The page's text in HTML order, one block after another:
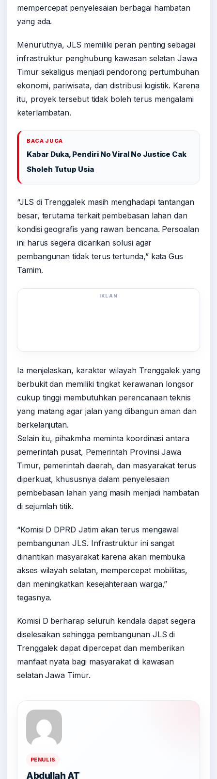
mempercepat penyelesaian berbagai hambatan
yang ada.
Menurutnya, JLS memiliki peran penting sebagai
infrastruktur penghubung kawasan selatan Jawa
Timur sekaligus menjadi pendorong pertumbuhan
ekonomi, pariwisata, dan distribusi logistik. Karena
itu, proyek tersebut tidak boleh terus mengalami
keterlambatan.
BACA JUGA
Kabar Duka, Pendiri No Viral No Justice Cak
Sholeh Tutup Usia
“JLS di Trenggalek masih menghadapi tantangan
besar, terutama terkait pembebasan lahan dan
kondisi geografis yang rawan bencana. Persoalan
ini harus segera dicarikan solusi agar
pembangunan tidak terus tertunda,” kata Gus
Tamim.
IKLAN
Ia menjelaskan, karakter wilayah Trenggalek yang
berbukit dan memiliki tingkat kerawanan longsor
cukup tinggi membutuhkan perencanaan teknis
yang matang agar jalan yang dibangun aman dan
berkelanjutan.
Selain itu, pihakmha meminta koordinasi antara
pemerintah pusat, Pemerintah Provinsi Jawa
Timur, pemerintah daerah, dan masyarakat terus
diperkuat, khususnya dalam penyelesaian
pembebasan lahan yang masih menjadi hambatan
di sejumlah titik.
“Komisi D DPRD Jatim akan terus mengawal
pembangunan JLS. Infrastruktur ini sangat
dinantikan masyarakat karena akan membuka
akses wilayah selatan, mempercepat mobilitas,
dan meningkatkan kesejahteraan warga,”
tegasnya.
Komisi D berharap seluruh kendala dapat segera
diselesaikan sehingga pembangunan JLS di
Trenggalek dapat dipercepat dan memberikan
manfaat nyata bagi masyarakat di kawasan
selatan Jawa Timur.
PENULIS
Abdullah AT